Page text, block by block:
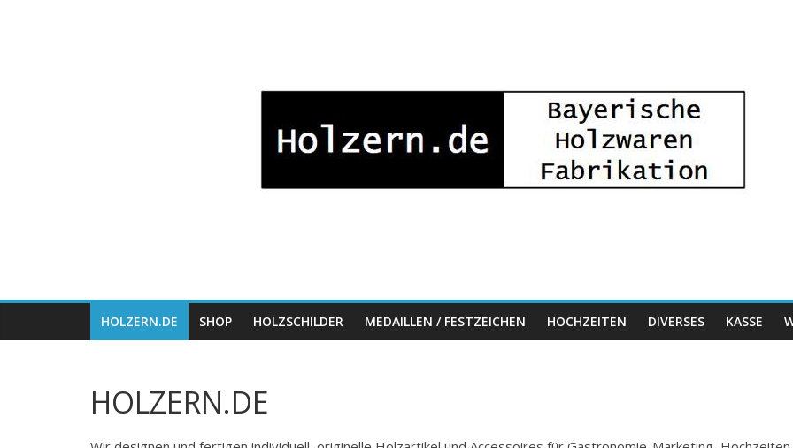
Holzwaren
Fabrikation
HOLZERN.DE SHOP HOLZSCHILDER MEDAILLEN / FESTZEICHEN HOCHZEITEN DIVERSES KASSE
HOLZERN.DE